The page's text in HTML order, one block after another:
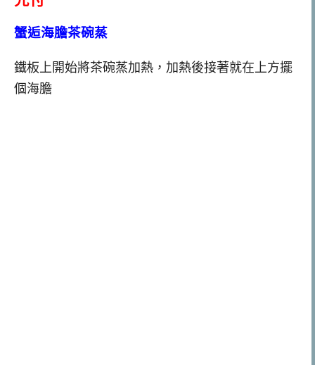
蟹逅海膽茶碗蒸
鐵板上開始將茶碗蒸加熱，加熱後接著就在上方擺
個海膽